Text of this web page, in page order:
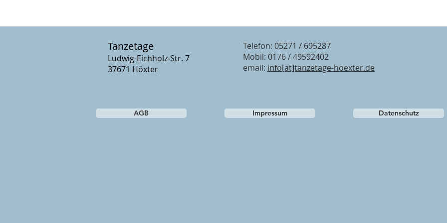
Tanzetage
Ludwig-Eichholz-Str. 7
37671 Höxter
Telefon: 05271 / 695287
Mobil: 0176 / 49592402
email: info[at]tanzetage-hoexter.de
AGB Impressum Datenschutz